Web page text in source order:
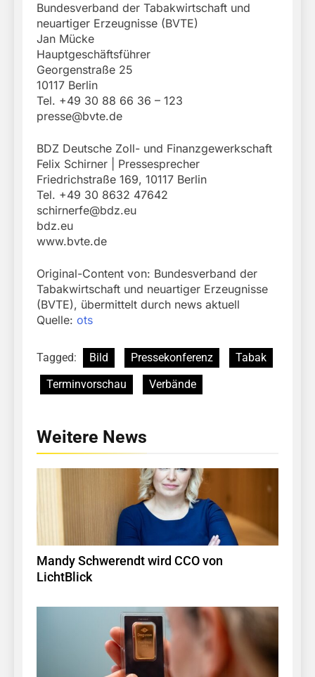
Bundesverband der Tabakwirtschaft und
neuartiger Erzeugnisse (BVTE)
Jan Mücke
Hauptgeschäftsführer
Georgenstraße 25
10117 Berlin
Tel. +49 30 88 66 36 – 123
presse@bvte.de
BDZ Deutsche Zoll- und Finanzgewerkschaft
Felix Schirner | Pressesprecher
Friedrichstraße 169, 10117 Berlin
Tel. +49 30 8632 47642
schirnerfe@bdz.eu
bdz.eu
www.bvte.de
Original-Content von: Bundesverband der
Tabakwirtschaft und neuartiger Erzeugnisse
(BVTE), übermittelt durch news aktuell
Quelle: ots
Tagged: Bild Pressekonferenz
Tabak
Terminvorschau
Verbände
Weitere News
Mandy Schwerendt wird CCO von
LichtBlick